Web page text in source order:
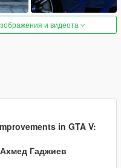
и видеота
in GTA V:
Гаджиев